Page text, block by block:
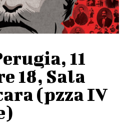
11
18, Sala
(pzza IV